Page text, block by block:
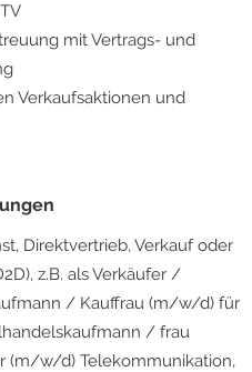
mit Vertrags- und
Verkaufsaktionen und
Direktvertrieb, Verkauf oder
z.B. als Verkäufer /
/ Kauffrau (m/w/d) für
/ frau
(m/w/d) Telekommunikation,